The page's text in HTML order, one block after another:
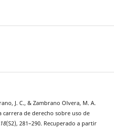
J. C., & Zambrano Olvera, M. A.
carrera de derecho sobre uso de
18(S2), 281–290. Recuperado a partir